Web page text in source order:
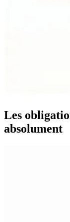
Les
absolument